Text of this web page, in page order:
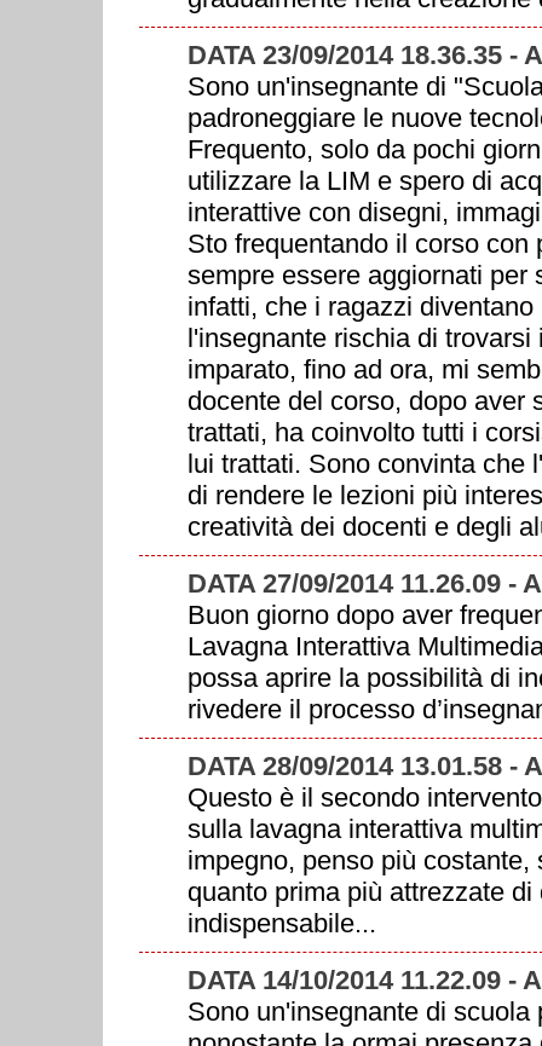
DATA 23/09/2014 18.36.35 -
Sono un'insegnante di
padroneggiare le nuove
Frequento, solo da pochi
utilizzare la LIM e spero di
interattive con disegni,
Sto frequentando il corso
sempre essere aggiornati per
infatti, che i ragazzi
l'insegnante rischia di
imparato, fino ad ora, mi
docente del corso, dopo aver
trattati, ha coinvolto tutti i
lui trattati. Sono convinta che
di rendere le lezioni più
creatività dei docenti e degli
DATA 27/09/2014 11.26.09 -
Buon giorno dopo aver
Lavagna Interattiva
possa aprire la possibilità di
rivedere il processo
DATA 28/09/2014 13.01.58 -
Questo è il secondo
sulla lavagna interattiva
impegno, penso più
quanto prima più attrezzate
indispensabile...
DATA 14/10/2014 11.22.09 -
Sono un'insegnante di